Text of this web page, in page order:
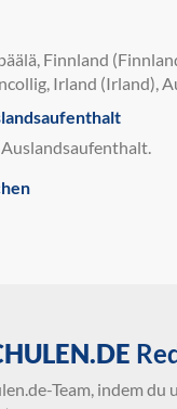
Finnland
Irland (Irland),
Team, indem